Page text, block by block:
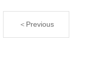
＜Previous